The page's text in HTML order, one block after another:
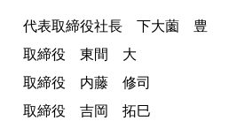
代表取締役社長 下大薗 豊
取締役 東間 大
取締役 内藤 修司
取締役 吉岡 拓巳